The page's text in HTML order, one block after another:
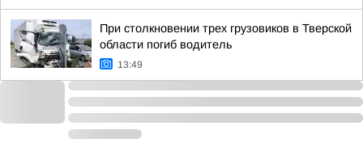
При столкновении трех грузовиков в Тверской
области погиб водитель
13:49